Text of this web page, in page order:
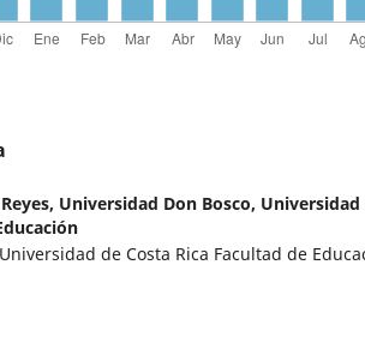
Universidad Don Bosco, Universidad
de Costa Rica Facultad de